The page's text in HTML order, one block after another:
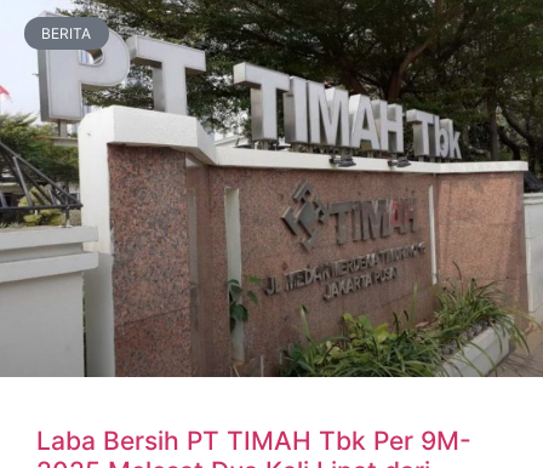
BERITA
Laba Bersih PT TIMAH Tbk Per 9M-